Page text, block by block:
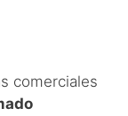
comerciales